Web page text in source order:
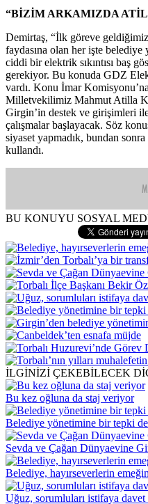
“BİZİM ARKAMIZDA
Demirtaş, “İlk göreve
faydasına olan her işte
ciddi bir elektrik sıkıntısı baş
gerekiyor. Bu konuda GDZ
vardı. Konu İmar
Milletvekilimiz Mahmut Atilla
Girgin’in destek ve girişimleri
çalışmalar başlayacak. Söz
siyaset yapmadık, bundan
kullandı.
BU KONUYU SOSYAL
İLGİNİZİ ÇEKEBİLECEK
Bu kez oğluna da staj veriyor
Belediye yönetimine bir tepki
Sevda ve Çağan Dünyaevine
Belediye, hayırseverlerin
Uğuz, sorumluları istifaya davet